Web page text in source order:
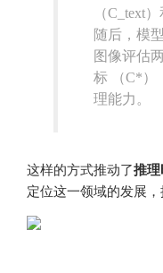
（C_text
随后，模
图像评估
标 （C*）
理能力。
这样的方式推动了推理
定位这一领域的发展，